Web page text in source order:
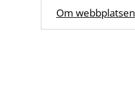
Om webbplatsen